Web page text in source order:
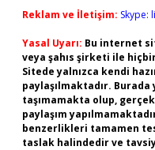
Reklam ve İletişim: Skype:
Yasal Uyarı: Bu internet
veya şahıs şirketi ile
Sitede yalnızca kendi
paylaşılmaktadır.
taşımamakta olup,
paylaşım
benzerlikleri tamamen
taslak halindedir ve